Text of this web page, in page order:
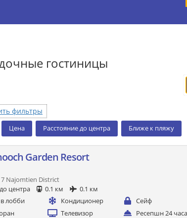
гостиницы
фильтры
Цена Расстояние до центра Ближе к пляжу
Garden Resort
Najomtien District
центра
0.1 км
0.1 км
лобби
Кондиционер
Сейф
Телевизор Ресепшн 24 часа